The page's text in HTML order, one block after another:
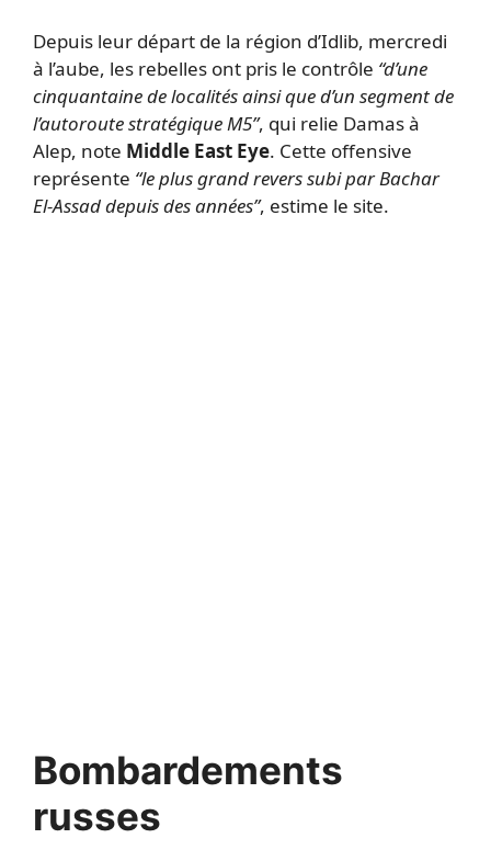
Depuis leur départ de la région d’Idlib, mercredi
à l’aube, les rebelles ont pris le contrôle “d’une
cinquantaine de localités ainsi que d’un segment de
l’autoroute stratégique M5”, qui relie Damas à
Alep, note Middle East Eye. Cette offensive
représente “le plus grand revers subi par Bachar
El-Assad depuis des années”, estime le site.
Bombardements
russes